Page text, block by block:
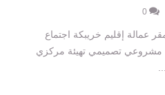
0
يوم 25 شتنبر 2025 بمقر عمالة إقليم خريبكة اجتماع
مشروعي تصميمي تهيئة مركزي